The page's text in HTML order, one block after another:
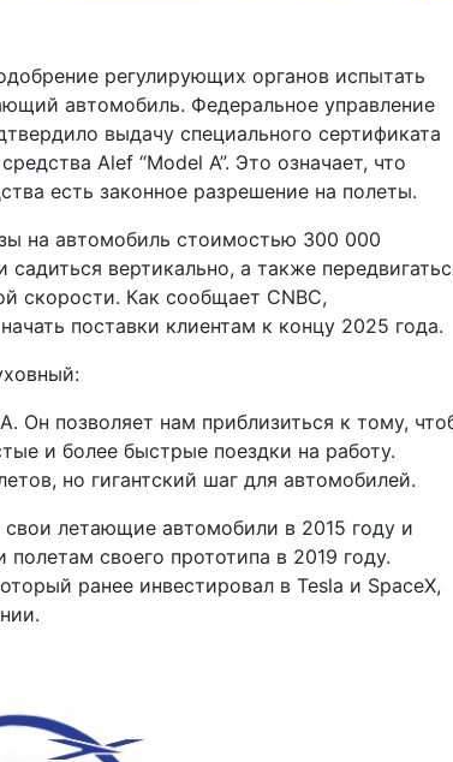
регулирующих органов испытать
автомобиль. Федеральное управление
выдачу специального сертификата
Alef “Model A”. Это означает, что
есть законное разрешение на полеты.
на автомобиль стоимостью 300 000
вертикально, а также
скорости. Как сообщает CNBC,
поставки клиентам к концу 2025 года.
Он позволяет нам приблизиться к тому,
и более быстрые поездки на работу.
но гигантский шаг для автомобилей.
свои летающие автомобили в 2015 году и
своего прототипа в 2019 году.
ранее инвестировал в Tesla и SpaceX,